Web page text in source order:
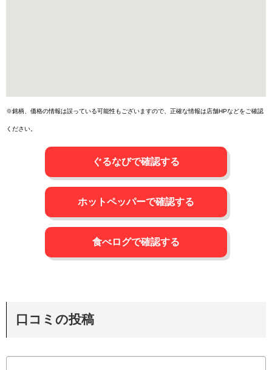
※銘柄、価格の情報は誤っている可能性もございますので、正確な情報は店舗HPなどをご確認
ください。
ぐるなびで確認する
ホットペッパーで確認する
食べログで確認する
口コミの投稿